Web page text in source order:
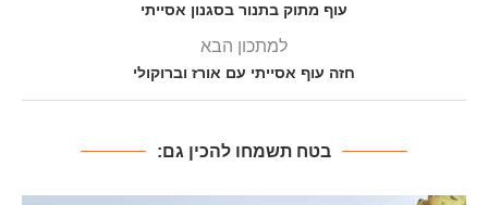
עוף מתוק בתנור בסגנון אסייתי
למתכון הבא
חזה עוף אסייתי עם אורז וברוקולי
בטח תשמחו להכין גם: